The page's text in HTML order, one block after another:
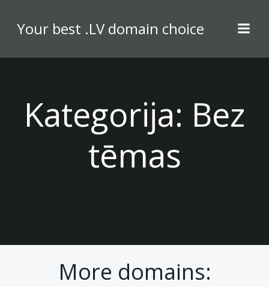
content
Your best .LV domain choice
Kategorija: Bez
tēmas
More domains: